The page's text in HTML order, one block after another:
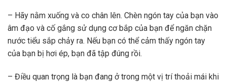
– Hãy nằm xuống và co chân lên. Chèn ngón tay của bạn vào
âm đạo và cố gắng sử dụng cơ bắp của bạn để ngăn chặn
nước tiểu sắp chảy ra. Nếu bạn có thể cảm thấy ngón tay
của bạn bị hơi ép, bạn đã tập đúng rồi.
– Điều quan trọng là bạn đang ở trong một vị trí thoải mái khi